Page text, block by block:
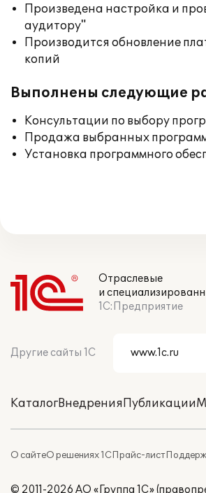
Произведена настройка и
аудитору"
Производится обновление
копий
Выполнены следующие
Консультации по выбору
Продажа выбранных
Установка программного
Отраслевые
и
1С:Предприятие
Другие сайты 1С
КаталогВнедренияПубликации
О сайтеО решениях 1СПрайс-лист
© 2011-2026 АО «Группа 1С»